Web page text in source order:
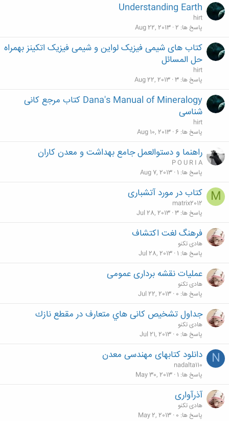
Understanding Earth
hirt
پاسخ ها 2
Aug 22, 2013
کتاب های شیمی فیزیک لواین و شیمی فیزیک اتکینز بهمراه
حل المسائل
hirt
پاسخ ها 3
Aug 22, 2013
Dana's Manual of Mineralogy کتاب مرجع کانی
شناسی
hirt
پاسخ ها 6
Aug 10, 2013
راهنما و دستوالعمل جامع بهداشت و معدن کاران
P O U R I A
پاسخ ها 1
Aug 7, 2013
M کتاب در مورد آتشباری
matrix2012
پاسخ ها 3
Jul 28, 2013
فرهنگ لغت اکتشاف
هادی تکنو
پاسخ ها 1
Jul 28, 2013
عمليات نقشه بردارى عمومى
هادی تکنو
پاسخ ها 0
Jul 22, 2013
جداول تشخیص کانی هاي متعارف در مقطع نازك
هادی تکنو
پاسخ ها 0
Jul 21, 2013
N دانلود کتابهای مهندسی معدن
nadalta110
پاسخ ها 1
May 30, 2013
آذرآواری
هادی تکنو
پاسخ ها 0
May 2, 2013